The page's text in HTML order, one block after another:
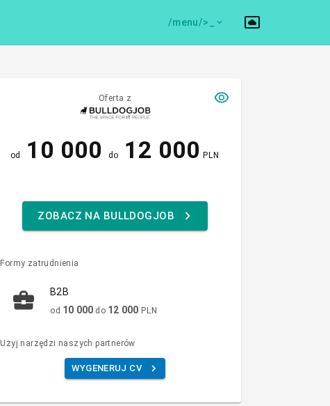
/menu/>
Oferta z
od 10 000 do 12 000 PLN
ZOBACZ NA BULLDOGJOB
Formy zatrudnienia
B2B
od 10 000 do 12 000 PLN
Użyj narzędzi naszych partnerów
WYGENERUJ CV